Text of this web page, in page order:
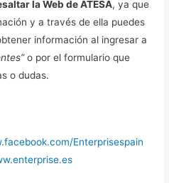
la Web de ATESA, ya que
y a través de ella puedes
información al ingresar a
o por el formulario que
o dudas.
Enterprisespain